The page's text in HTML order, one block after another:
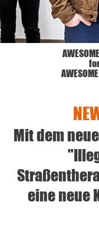
AWESOME
AWESOME
Mit dem
eine neue